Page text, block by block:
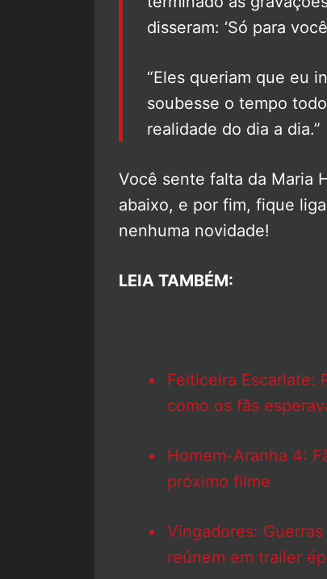
disseram: ‘Só para
“Eles queriam que eu
soubesse o tempo
realidade do dia a dia.”
Você sente falta da Maria
abaixo, e por fim, fique
nenhuma novidade!
LEIA TAMBÉM:
Feiticeira Escarlate:
como os fãs
Homem-Aranha 4:
próximo filme
Vingadores:
reúnem em trailer